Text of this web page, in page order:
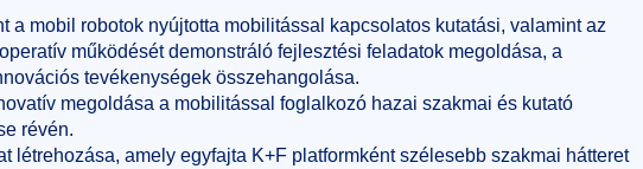
a mobil robotok nyújtotta mobilitással kapcsolatos kutatási, valamint az
működését demonstráló fejlesztési feladatok megoldása, a
tevékenységek összehangolása.
megoldása a mobilitással foglalkozó hazai szakmai és kutató
révén.
létrehozása, amely egyfajta K+F platformként szélesebb szakmai hátteret